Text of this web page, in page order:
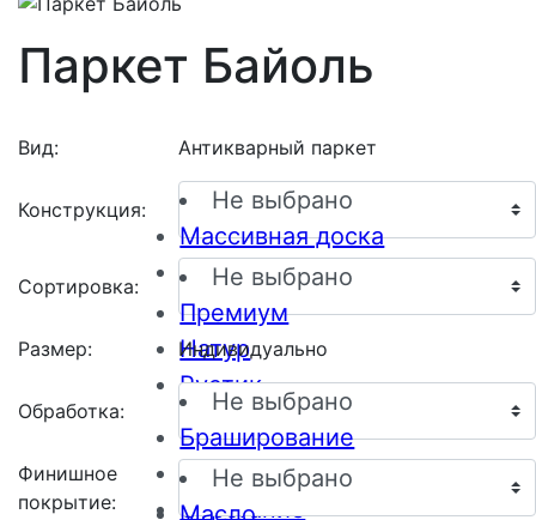
Паркет Байоль
Вид: Антикварный паркет
Конструкция:
Не выбрано
Массивная доска
Инженерная доска
Сортировка:
Не выбрано
Премиум
Натур
Рустик
Размер: Индивидуально
Обработка:
Не выбрано
Браширование
Пескоструйная обработка
Строгание
Финишное
покрытие:
Не выбрано
Масло